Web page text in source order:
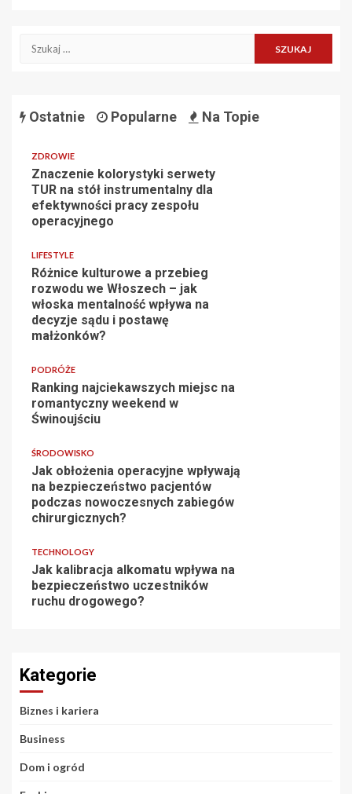
Szukaj:
Ostatnie Popularne Na Topie
ZDROWIE
Znaczenie kolorystyki serwety
TUR na stół instrumentalny dla
efektywności pracy zespołu
operacyjnego
LIFESTYLE
Różnice kulturowe a przebieg
rozwodu we Włoszech – jak
włoska mentalność wpływa na
decyzje sądu i postawę
małżonków?
PODRÓŻE
Ranking najciekawszych miejsc na
romantyczny weekend w
Świnoujściu
ŚRODOWISKO
Jak obłożenia operacyjne wpływają
na bezpieczeństwo pacjentów
podczas nowoczesnych zabiegów
chirurgicznych?
TECHNOLOGY
Jak kalibracja alkomatu wpływa na
bezpieczeństwo uczestników
ruchu drogowego?
Kategorie
Biznes i kariera
Business
Dom i ogród